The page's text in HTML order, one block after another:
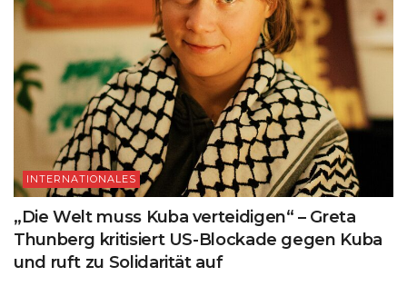
INTERNATIONALES
„Die Welt muss Kuba verteidigen“ – Greta
Thunberg kritisiert US-Blockade gegen Kuba
und ruft zu Solidarität auf